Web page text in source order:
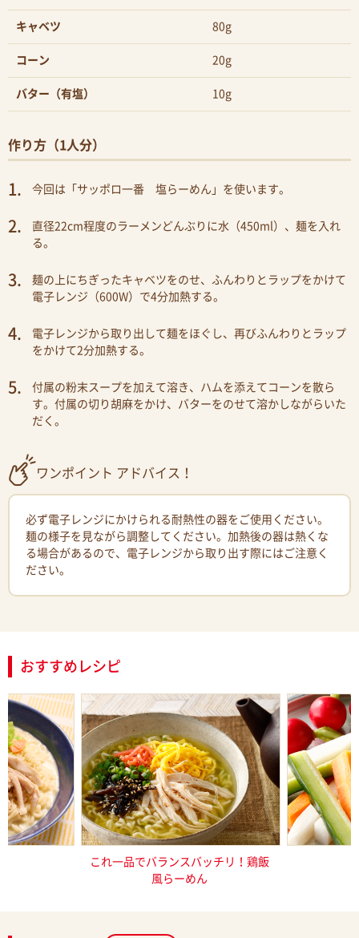
キャベツ 80g
コーン 20g
バター（有塩） 10g
作り方（1人分）
今回は「サッポロ一番 塩らーめん」を使います。
直径22cm程度のラーメンどんぶりに水（450ml）、麺を入れ
る。
麺の上にちぎったキャベツをのせ、ふんわりとラップをかけて
電子レンジ（600W）で4分加熱する。
電子レンジから取り出して麺をほぐし、再びふんわりとラップ
をかけて2分加熱する。
付属の粉末スープを加えて溶き、ハムを添えてコーンを散ら
す。付属の切り胡麻をかけ、バターをのせて溶かしながらいた
だく。
ワンポイント アドバイス！
必ず電子レンジにかけられる耐熱性の器をご使用ください。
麺の様子を見ながら調整してください。加熱後の器は熱くな
る場合があるので、電子レンジから取り出す際にはご注意く
ださい。
おすすめレシピ
これ一品でバランスバッチリ！鶏飯
風らーめん